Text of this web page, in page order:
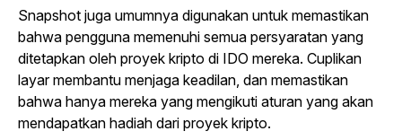
Snapshot juga umumnya digunakan untuk memastikan
bahwa pengguna memenuhi semua persyaratan yang
ditetapkan oleh proyek kripto di IDO mereka. Cuplikan
layar membantu menjaga keadilan, dan memastikan
bahwa hanya mereka yang mengikuti aturan yang akan
mendapatkan hadiah dari proyek kripto.